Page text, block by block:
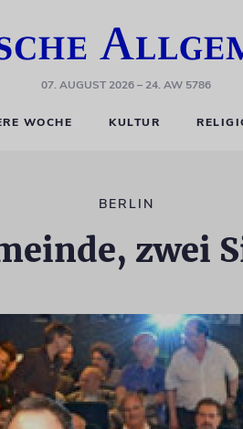
07. AUGUST 2026– 24. AW 5786
WOCHE KULTUR
BERLIN
zwei